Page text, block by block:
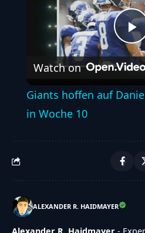
Watch on
Giants hoffen auf
in Woche 10
ALEXANDER R. HAIDMAYER